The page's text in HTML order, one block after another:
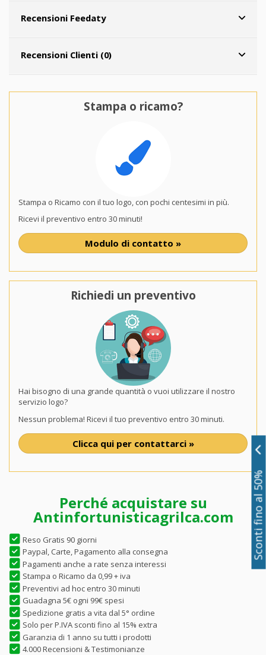
Recensioni Feedaty
Recensioni Clienti (0)
Stampa o ricamo?
Stampa o Ricamo con il tuo logo, con pochi centesimi in più.
Ricevi il preventivo entro 30 minuti!
Modulo di contatto »
Richiedi un preventivo
Hai bisogno di una grande quantità o vuoi utilizzare il nostro
servizio logo?
Nessun problema! Ricevi il tuo preventivo entro 30 minuti.
Clicca qui per contattarci »
Perché acquistare su
Antinfortunisticagrilca.com
Reso Gratis 90 giorni
Paypal, Carte, Pagamento alla consegna
Pagamenti anche a rate senza interessi
Stampa o Ricamo da 0,99 + iva
Preventivi ad hoc entro 30 minuti
Guadagna 5€ ogni 99€ spesi
Spedizione gratis a vita dal 5° ordine
Solo per P.IVA sconti fino al 15% extra
Garanzia di 1 anno su tutti i prodotti
4.000 Recensioni & Testimonianze
Sconti fino al 50%